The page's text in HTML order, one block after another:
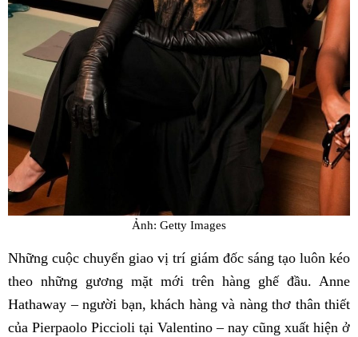
Ảnh: Getty Images
Những cuộc chuyển giao vị trí giám đốc sáng tạo luôn kéo
theo những gương mặt mới trên hàng ghế đầu. Anne
Hathaway – người bạn, khách hàng và nàng thơ thân thiết
của Pierpaolo Piccioli tại Valentino – nay cũng xuất hiện ở